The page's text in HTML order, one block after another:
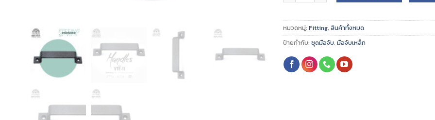
หมวดหมู่: Fitting, สินค้าทั้งหมด
ป้ายกำกับ: ชุดมือจับ, มือจับเหล็ก